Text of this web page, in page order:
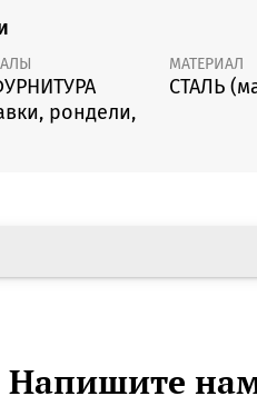
рондели,
МАТЕРИАЛ
СТАЛЬ
Напишите